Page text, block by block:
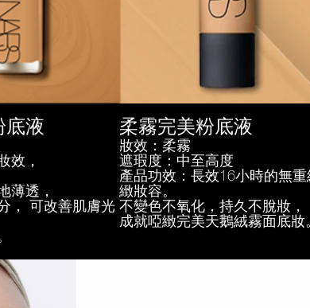
底液
效，
薄透，
， 可改善肌膚光
柔霧完美粉底液
妝效：柔霧
遮瑕度：中至高度
產品功效：長效16小時的無重
緻妝容。
不變色不氧化，持久不脫妝，
成就啞緻完美天鵝絨霧面底妝